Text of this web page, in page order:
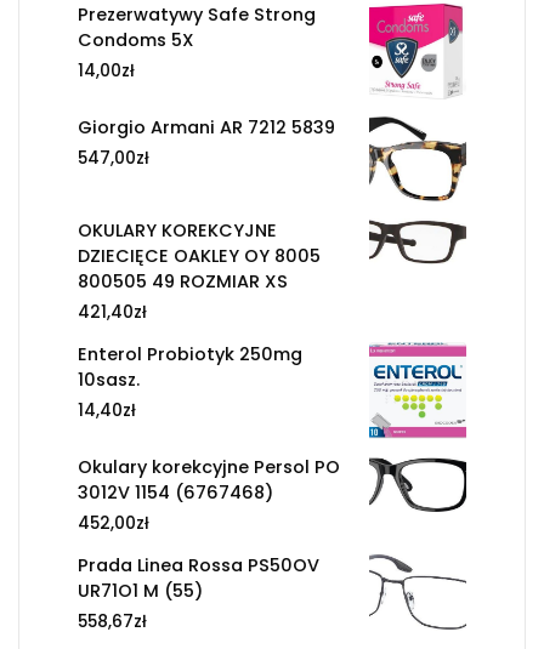
Prezerwatywy Safe Strong
Condoms 5X
14,00zł
Giorgio Armani AR 7212 5839
547,00zł
OKULARY KOREKCYJNE
DZIECIĘCE OAKLEY OY 8005
800505 49 ROZMIAR XS
421,40zł
Enterol Probiotyk 250mg
10sasz.
14,40zł
Okulary korekcyjne Persol PO
3012V 1154 (6767468)
452,00zł
Prada Linea Rossa PS50OV
UR71O1 M (55)
558,67zł